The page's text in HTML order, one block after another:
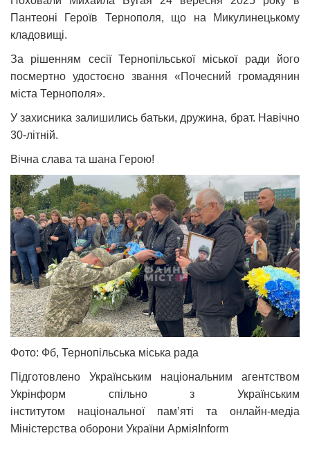
Пантеоні Героїв Тернополя, що на Микулинецькому
кладовищі.
За рішенням сесії Тернопільської міської ради його
посмертно удостоєно звання «Почесний громадянин
міста Тернополя».
У захисника залишились батьки, дружина, брат. Навічно
30-літній.
Вічна слава та шана Герою!
Фото: Фб, Тернопільська міська рада
Підготовлено Українським національним агентством
Укрінформ спільно з Українським
інститутом національної памʼяті та онлайн-медіа
Міністерства оборони України АрміяInform